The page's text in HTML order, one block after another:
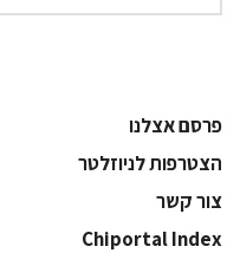
פרסם אצלנו
הצטרפות לניוזלטר
צור קשר
Chiportal Index